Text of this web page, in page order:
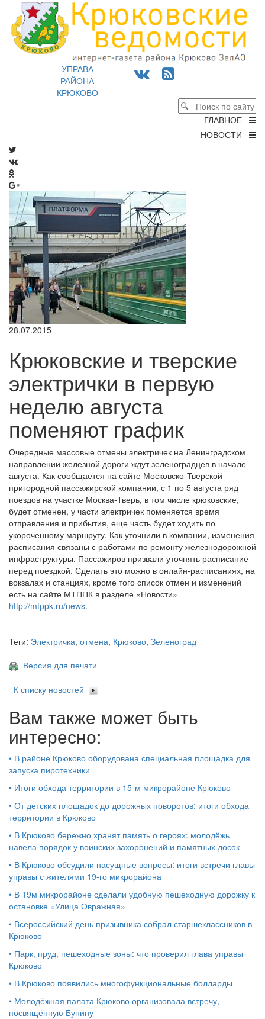
УПРАВА
РАЙОНА
КРЮКОВО
ГЛАВНОЕ
НОВОСТИ
28.07.2015
Крюковские и тверские
электрички в первую
неделю августа
поменяют график
Очередные массовые отмены электричек на Ленинградском
направлении железной дороги ждут зеленоградцев в начале
августа. Как сообщается на сайте Московско-Тверской
пригородной пассажирской компании, с 1 по 5 августа ряд
поездов на участке Москва-Тверь, в том числе крюковские,
будет отменен, у части электричек поменяется время
отправления и прибытия, еще часть будет ходить по
укороченному маршруту. Как уточнили в компании, изменения
расписания связаны с работами по ремонту железнодорожной
инфраструктуры. Пассажиров призвали уточнять расписание
перед поездкой. Сделать это можно в онлайн-расписаниях, на
вокзалах и станциях, кроме того список отмен и изменений
есть на сайте МТППК в разделе «Новости»
http://mtppk.ru/news.
Теги: Электричка, отмена, Крюково, Зеленоград
Версия для печати
К списку новостей
Вам также может быть
интересно:
• В районе Крюково оборудована специальная площадка для
запуска пиротехники
• Итоги обхода территории в 15‑м микрорайоне Крюково
• От детских площадок до дорожных поворотов: итоги обхода
территории в Крюково
• В Крюково бережно хранят память о героях: молодёжь
навела порядок у воинских захоронений и памятных досок
• В Крюково обсудили насущные вопросы: итоги встречи главы
управы с жителями 19‑го микрорайона
• В 19м микрорайоне сделали удобную пешеходную дорожку к
остановке «Улица Овражная»
• Всероссийский день призывника собрал старшеклассников в
Крюково
• Парк, пруд, пешеходные зоны: что проверил глава управы
Крюково
• В Крюково появились многофункциональные болларды
• Молодёжная палата Крюково организовала встречу,
посвящённую Бунину